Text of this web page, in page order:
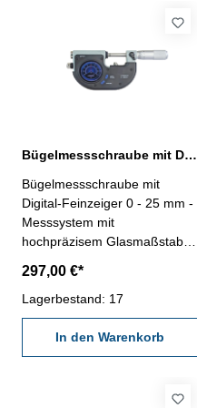
Bügelmessschraube mit Digital-Feinzeiger 0 - 25 mm Messbereich
Bügelmessschraube mit
Digital-Feinzeiger 0 - 25 mm -
Messsystem mit
hochpräzisem Glasmaßstab-
0,04 mm, Ablesung 0,0005
mm - Wiederholgenauigkeit
0,001 mm - Messspindel Ø
6,5 mm mit HM-Messflächen -
Messtrommel mattverchromt-
Batterie (ladbar über USB-
297,00 €*
Lagerbestand: 17
In den Warenkorb